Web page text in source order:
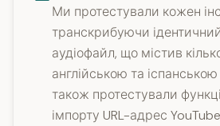
Ми протестували кожен
транскрибуючи
аудіофайл, що містив
англійською та
також протестували
імпорту URL-адрес